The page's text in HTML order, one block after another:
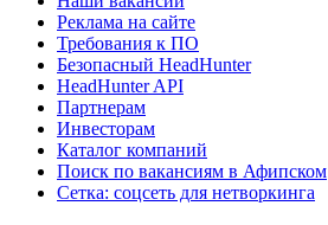
Реклама на сайте
Требования к ПО
Безопасный HeadHunter
HeadHunter API
Партнерам
Инвесторам
Каталог компаний
Поиск по вакансиям в Афипском
Сетка: соцсеть для нетворкинга